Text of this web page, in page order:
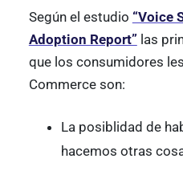
Según el estudio “Voice
Adoption Report” las
que los consumidores
Commerce son:
La posiblidad de
hacemos otras